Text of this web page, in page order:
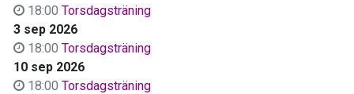
18:00 Torsdagsträning
3 sep 2026
18:00 Torsdagsträning
10 sep 2026
18:00 Torsdagsträning